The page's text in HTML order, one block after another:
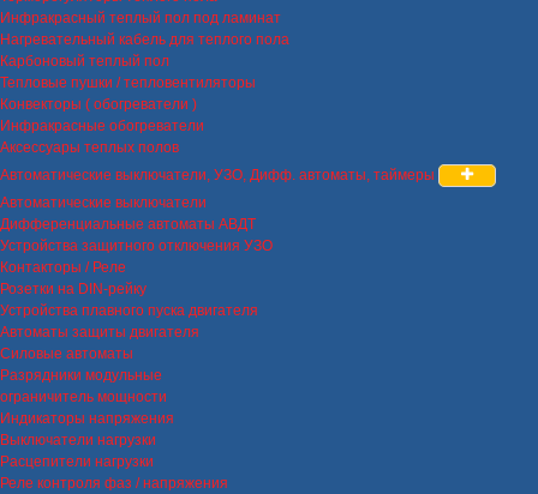
Инфракрасный теплый пол под ламинат
Нагревательный кабель для теплого пола
Карбоновый теплый пол
Тепловые пушки / тепловентиляторы
Конвекторы ( обогреватели )
Инфракрасные обогреватели
Аксессуары теплых полов
Автоматические выключатели, УЗО, Дифф. автоматы, таймеры
Автоматические выключатели
Дифференциальные автоматы АВДТ
Устройства защитного отключения УЗО
Контакторы / Реле
Розетки на DIN-рейку
Устройства плавного пуска двигателя
Автоматы защиты двигателя
Силовые автоматы
Разрядники модульные
ограничитель мощности
Индикаторы напряжения
Выключатели нагрузки
Расцепители нагрузки
Реле контроля фаз / напряжения